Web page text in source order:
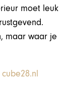
moet leuk
maar waar je
cube28.nl